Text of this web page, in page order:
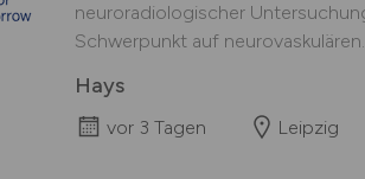
neuroradiologischer
Schwerpunkt auf
Hays
vor 3 Tagen Leipzig